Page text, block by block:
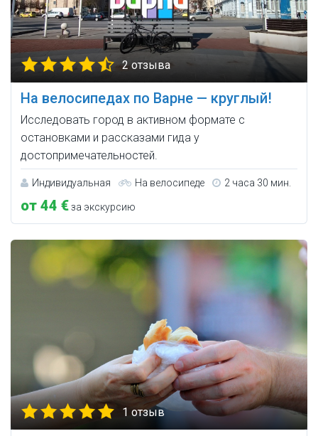
2 отзыва
На велосипедах по Варне — круглый!
Исследовать город в активном формате с
остановками и рассказами гида у
достопримечательностей.
Индивидуальная На велосипеде 2 часа 30 мин.
от 44 €за экскурсию
1 отзыв